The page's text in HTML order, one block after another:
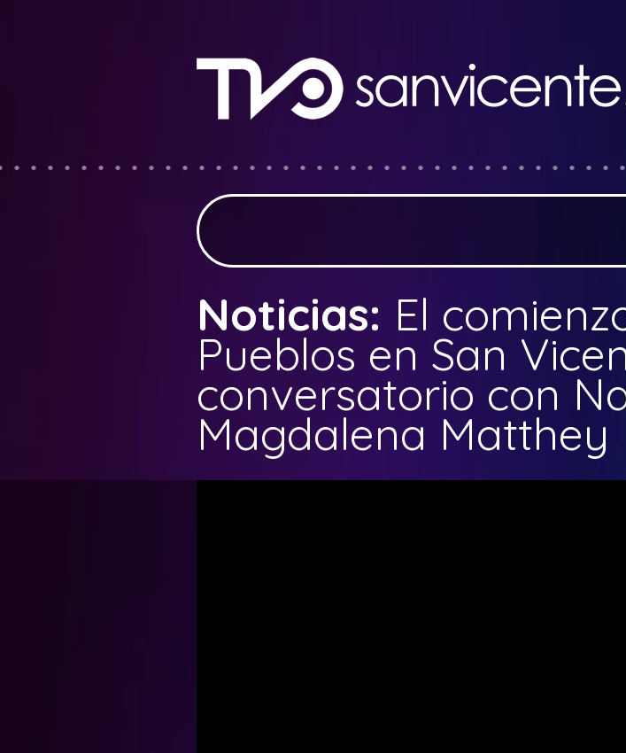
Noticias: El
Pueblos en San
conversatorio con
Magdalena Matthey